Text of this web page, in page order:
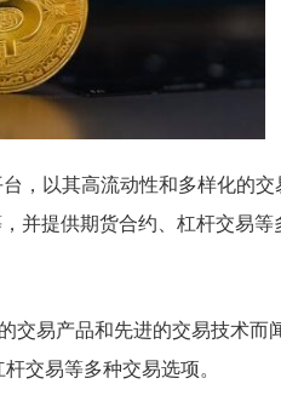
，以其高流动性和多样化的
并提供期货合约、杠杆交易等
交易产品和先进的交易技术而
交易等多种交易选项。